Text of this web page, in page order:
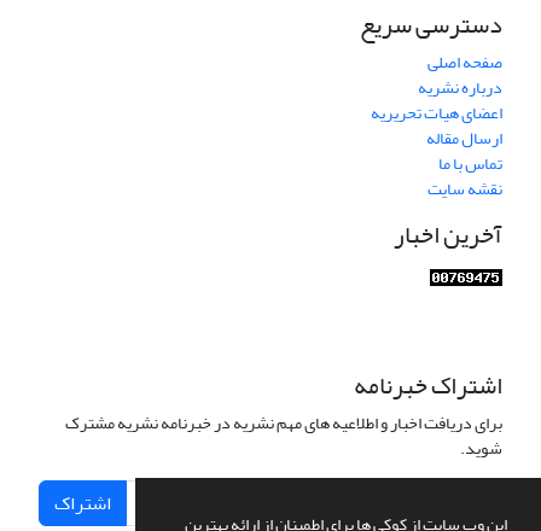
این وب سایت از کوکی ها برای اطمینان از ارائه بهترین
دسترسی سریع
صفحه اصلی
درباره نشریه
اعضای هیات تحریریه
ارسال مقاله
تماس با ما
نقشه سایت
آخرین اخبار
اشتراک خبرنامه
برای دریافت اخبار و اطلاعیه های مهم نشریه در خبرنامه نشریه مشترک
شوید.
اشتراک